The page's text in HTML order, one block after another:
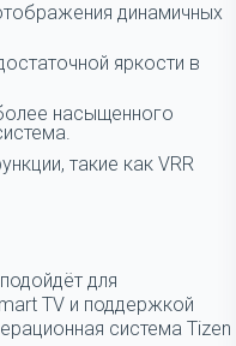
динамичных
яркости в
насыщенного
такие как VRR
для
TV и поддержкой
система Tizen